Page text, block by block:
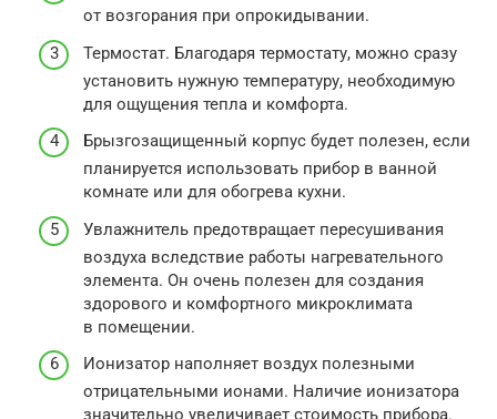
от возгорания при опрокидывании.
Термостат. Благодаря термостату, можно сразу
установить нужную температуру, необходимую
для ощущения тепла и комфорта.
Брызгозащищенный корпус будет полезен, если
планируется использовать прибор в ванной
комнате или для обогрева кухни.
Увлажнитель предотвращает пересушивания
воздуха вследствие работы нагревательного
элемента. Он очень полезен для создания
здорового и комфортного микроклимата
в помещении.
Ионизатор наполняет воздух полезными
отрицательными ионами. Наличие ионизатора
значительно увеличивает стоимость прибора.